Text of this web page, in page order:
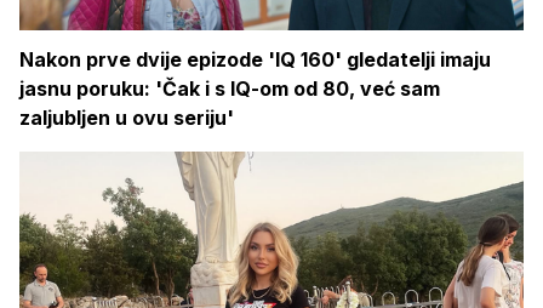
Nakon prve dvije epizode 'IQ 160' gledatelji imaju
jasnu poruku: 'Čak i s IQ-om od 80, već sam
zaljubljen u ovu seriju'